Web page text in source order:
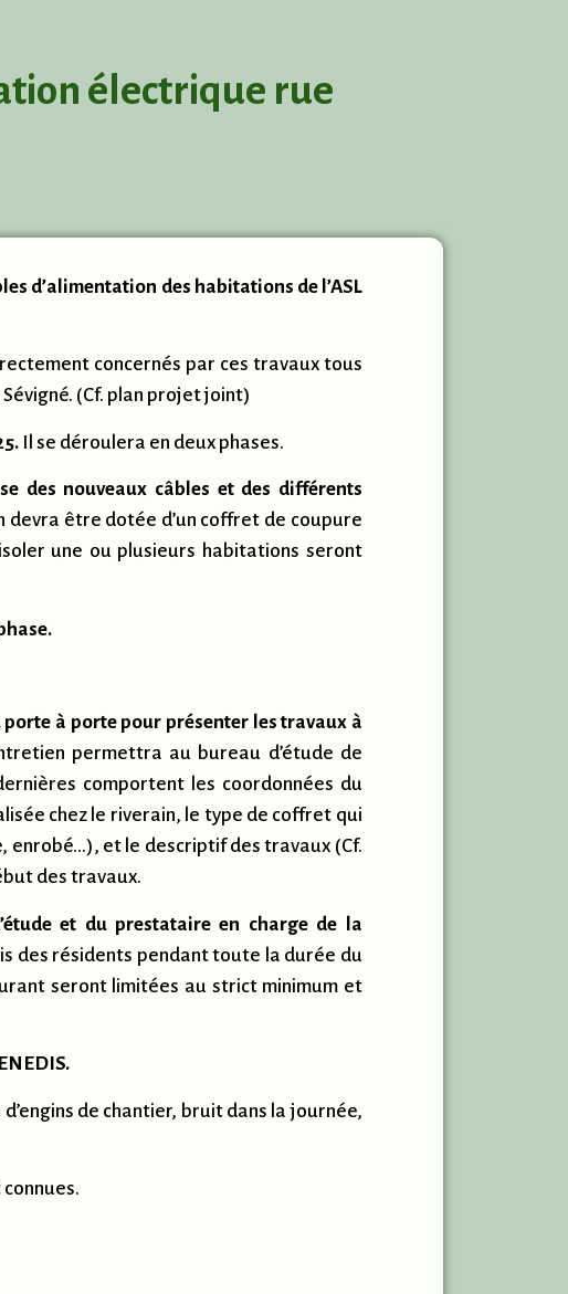
électrique rue
d’alimentation des habitations de l’ASL
concernés par ces travaux tous
(Cf. plan projet joint)
Il se déroulera en deux phases.
des nouveaux câbles et des différents
devra être dotée d’un coffret de coupure
une ou plusieurs habitations seront
porte à porte pour présenter les travaux à
permettra au bureau d’étude de
comportent les coordonnées du
chez le riverain, le type de coffret qui
enrobé…), et le descriptif des travaux (Cf.
des travaux.
et du prestataire en charge de la
des résidents pendant toute la durée du
seront limitées au strict minimum et
de chantier, bruit dans la journée,